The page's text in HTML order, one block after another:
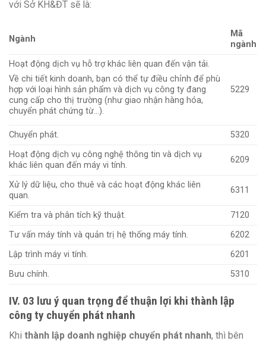
với Sở KH&ĐT sẽ là:
Ngành
Mã
ngành
Hoạt động dịch vụ hỗ trợ khác liên quan đến vận tải.
Về chi tiết kinh doanh, bạn có thể tự điều chỉnh để phù
hợp với loại hình sản phẩm và dịch vụ công ty đang
cung cấp cho thị trường (như giao nhận hàng hóa,
chuyển phát chứng từ…).
5229
Chuyển phát.
5320
Hoạt động dịch vụ công nghệ thông tin và dịch vụ
khác liên quan đến máy vi tính.
6209
Xử lý dữ liệu, cho thuê và các hoạt động khác liên
quan.
6311
Kiểm tra và phân tích kỹ thuật.
7120
Tư vấn máy tính và quản trị hệ thống máy tính.
6202
Lập trình máy vi tính.
6201
Bưu chính.
5310
IV. 03 lưu ý quan trọng để thuận lợi khi thành lập
công ty chuyển phát nhanh
Khi thành lập doanh nghiệp chuyển phát nhanh, thì bên